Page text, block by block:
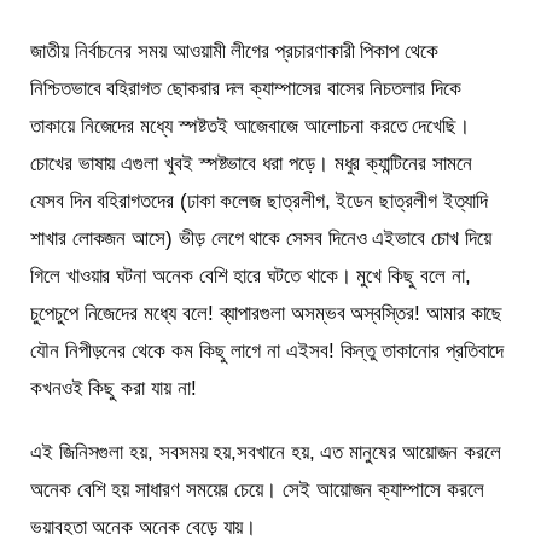
জাতীয় নির্বাচনের সময় আওয়ামী লীগের প্রচারণাকারী পিকাপ থেকে
নিশ্চিতভাবে বহিরাগত ছোকরার দল ক্যাম্পাসের বাসের নিচতলার দিকে
তাকায়ে নিজেদের মধ্যে স্পষ্টতই আজেবাজে আলোচনা করতে দেখেছি।
চোখের ভাষায় এগুলা খুবই স্পষ্টভাবে ধরা পড়ে। মধুর ক্যান্টিনের সামনে
যেসব দিন বহিরাগতদের (ঢাকা কলেজ ছাত্রলীগ, ইডেন ছাত্রলীগ ইত্যাদি
শাখার লোকজন আসে) ভীড় লেগে থাকে সেসব দিনেও এইভাবে চোখ দিয়ে
গিলে খাওয়ার ঘটনা অনেক বেশি হারে ঘটতে থাকে। মুখে কিছু বলে না,
চুপেচুপে নিজেদের মধ্যে বলে! ব্যাপারগুলা অসম্ভব অস্বস্তির! আমার কাছে
যৌন নিপীড়নের থেকে কম কিছু লাগে না এইসব! কিন্তু তাকানোর প্রতিবাদে
কখনওই কিছু করা যায় না!
এই জিনিসগুলা হয়, সবসময় হয়,সবখানে হয়, এত মানুষের আয়োজন করলে
অনেক বেশি হয় সাধারণ সময়ের চেয়ে। সেই আয়োজন ক্যাম্পাসে করলে
ভয়াবহতা অনেক অনেক বেড়ে যায়।